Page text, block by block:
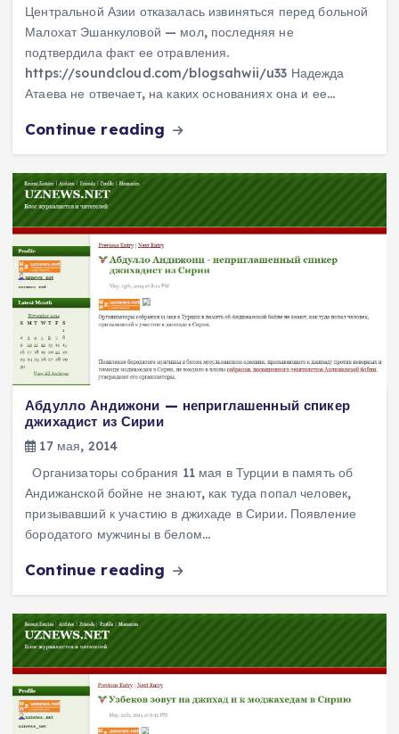
Центральной Азии отказалась извиняться перед больной
Малохат Эшанкуловой — мол, последняя не
подтвердила факт ее отравления.
https://soundcloud.com/blogsahwii/u33 Надежда
Атаева не отвечает, на каких основаниях она и ее…
Continue reading
Абдулло Андижони — неприглашенный спикер
джихадист из Сирии
17 мая, 2014
Организаторы собрания 11 мая в Турции в память об
Андижанской бойне не знают, как туда попал человек,
призывавший к участию в джихаде в Сирии. Появление
бородатого мужчины в белом…
Continue reading